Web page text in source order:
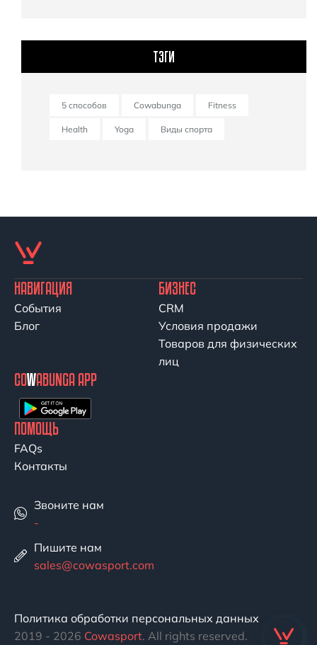
ТЭГИ
5 способов Cowabunga Fitness
Health Yoga Виды спорта
НАВИГАЦИЯ
События
Блог
БИЗНЕС
CRM
Условия продажи
Товаров для физических
лиц
COWABUNGA APP
ПОМОЩЬ
FAQs
Контакты
Звоните нам
-
Пишите нам
sales@cowasport.com
2019 - 2026 Cowasport. All rights reserved.
Политика обработки персональных данных